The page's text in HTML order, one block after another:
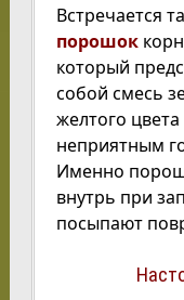
Встречается
порошок
который
собой смесь
желтого цвета
неприятным
Именно
внутрь при
посыпают